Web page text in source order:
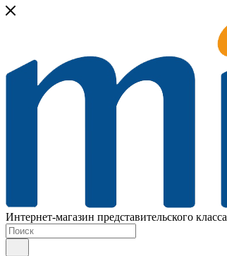
Интернет-магазин представительского класса